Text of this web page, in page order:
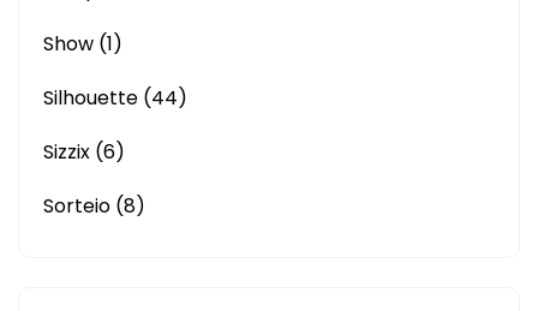
Show (1)
Silhouette (44)
Sizzix (6)
Sorteio (8)